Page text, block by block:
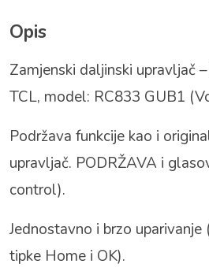
Opis
Zamjenski daljinski upravljač
TCL, model: RC833 GUB1
Podržava funkcije kao i
upravljač. PODRŽAVA i
control).
Jednostavno i brzo
tipke Home i OK).